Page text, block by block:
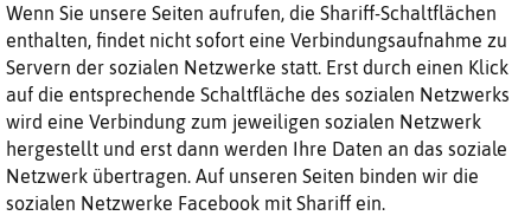
Wenn Sie unsere Seiten aufrufen, die Shariff-Schaltflächen
enthalten, findet nicht sofort eine Verbindungsaufnahme zu
Servern der sozialen Netzwerke statt. Erst durch einen Klick
auf die entsprechende Schaltfläche des sozialen Netzwerks
wird eine Verbindung zum jeweiligen sozialen Netzwerk
hergestellt und erst dann werden Ihre Daten an das soziale
Netzwerk übertragen. Auf unseren Seiten binden wir die
sozialen Netzwerke Facebook mit Shariff ein.